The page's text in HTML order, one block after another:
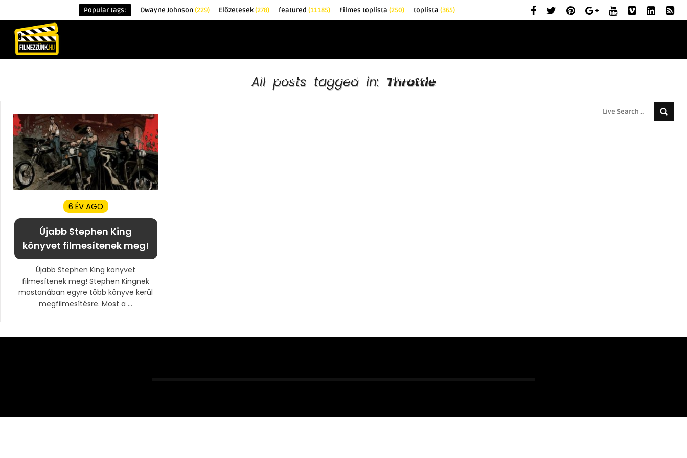
Popular tags: Dwayne Johnson (229) Előzetesek(278) featured (11185) Filmes toplista (250) toplista (365)
KRITIKÁK TOPLISTÁK FILMAJÁNLÓ
All posts tagged in: Throttle
6 ÉV AGO
Újabb Stephen King
könyvet filmesítenek meg!
Újabb Stephen King könyvet
filmesítenek meg! Stephen Kingnek
mostanában egyre több könyve kerül
megfilmesítésre. Most a ...